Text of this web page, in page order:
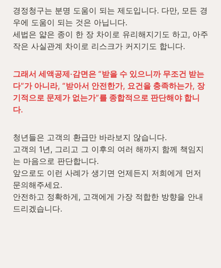
경정청구는 분명 도움이 되는 제도입니다. 다만, 모든 경
우에 도움이 되는 것은 아닙니다.
세법은 얇은 종이 한 장 차이로 유리해지기도 하고, 아주
작은 사실관계 차이로 리스크가 커지기도 합니다.
그래서 세액공제·감면은 “받을 수 있으니까 무조건 받는
다”가 아니라, “받아서 안전한가, 요건을 충족하는가, 장
기적으로 문제가 없는가”를 종합적으로 판단해야 합니
다.
청년들은 고객의 환급만 바라보지 않습니다.
고객의 1년, 그리고 그 이후의 여러 해까지 함께 책임지
는 마음으로 판단합니다.
앞으로도 이런 사례가 생기면 언제든지 저희에게 먼저
문의해주세요.
안전하고 정확하게, 고객에게 가장 적합한 방향을 안내
드리겠습니다.